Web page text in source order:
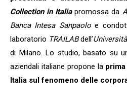
Collection in Italiapromossa da
Banca Intesa Sanpaoloe
laboratorio TRAILABdell’
di Milano. Lo studio, basato su
aziendali italiane propone laprima
Italia sul fenomeno delle